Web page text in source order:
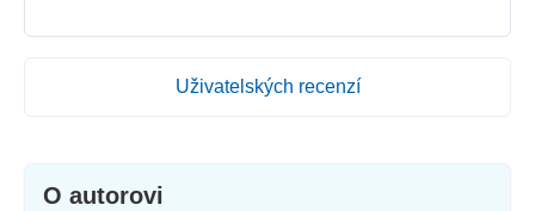
Uživatelských recenzí
O autorovi